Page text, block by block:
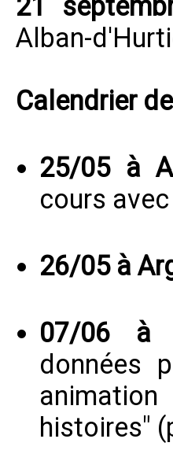
21
Alban-
Calendrier
25/05 à
cours
26/05 à
07/06 à
données
histoires"